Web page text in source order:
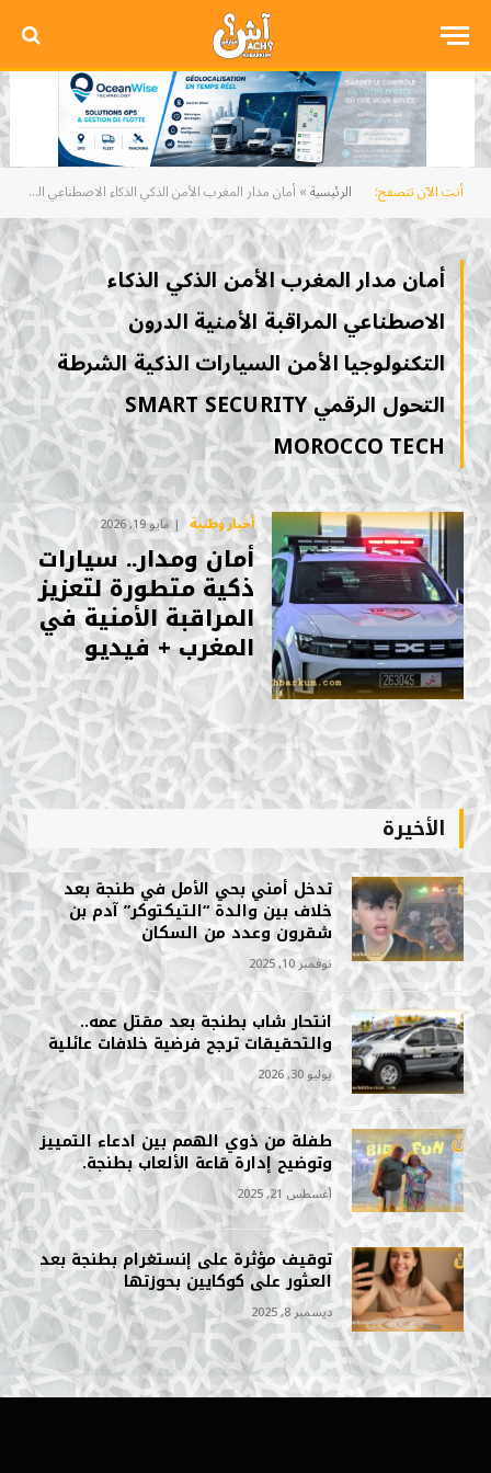
أنت الآن تتصفح: الرئيسية» أمان مدار المغرب الأمن الذكي الذكاء الاصطناعي المراقبة الأمنية الدرون التكنولوجيا الأمن السيارات الذكية الشرطة التحول الرقمي Smart Security Morocco Tech
أمان مدار المغرب الأمن الذكي الذكاء
الاصطناعي المراقبة الأمنية الدرون
التكنولوجيا الأمن السيارات الذكية الشرطة
التحول الرقمي SMART SECURITY
MOROCCO TECH
أخبار وطنية مايو 19, 2026
أمان ومدار.. سيارات
ذكية متطورة لتعزيز
المراقبة الأمنية في
المغرب + فيديو
الأخيرة
تدخل أمني بحي الأمل في طنجة بعد
خلاف بين والدة “التيكتوكر” آدم بن
شقرون وعدد من السكان
نوفمبر 10, 2025
انتحار شاب بطنجة بعد مقتل عمه..
والتحقيقات ترجح فرضية خلافات عائلية
يوليو 30, 2026
طفلة من ذوي الهمم بين ادعاء التمييز
وتوضيح إدارة قاعة الألعاب بطنجة.
أغسطس 21, 2025
توقيف مؤثرة على إنستغرام بطنجة بعد
العثور على كوكايين بحوزتها
ديسمبر 8, 2025